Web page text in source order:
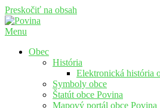
Preskočiť na obsah
Menu
Obec
História
Elektronická história
Symboly obce
Štatút obce Povina
Mapový portál obce Povina